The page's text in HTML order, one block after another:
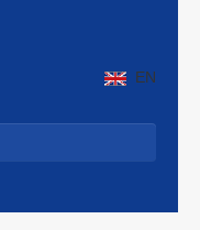
EN